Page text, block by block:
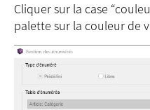
Cliquer sur la case
palette sur la couleur de